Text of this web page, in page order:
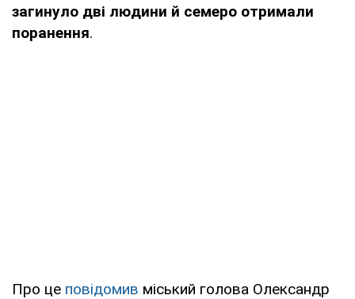
загинуло дві людини й семеро отримали
поранення.
Про це повідомив міський голова Олександр